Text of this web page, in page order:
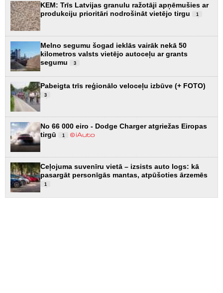
KEM: Trīs Latvijas granulu ražotāji apņēmušies ar
produkciju prioritāri nodrošināt vietējo tirgu
1
Melno segumu šogad ieklās vairāk nekā 50
kilometros valsts vietējo autoceļu ar grants
segumu
3
Pabeigta trīs reģionālo veloceļu izbūve (+ FOTO)
3
No 66 000 eiro - Dodge Charger atgriežas Eiropas
tirgū
1
Ceļojuma suvenīru vietā – izsists auto logs: kā
pasargāt personīgās mantas, atpūšoties ārzemēs
1